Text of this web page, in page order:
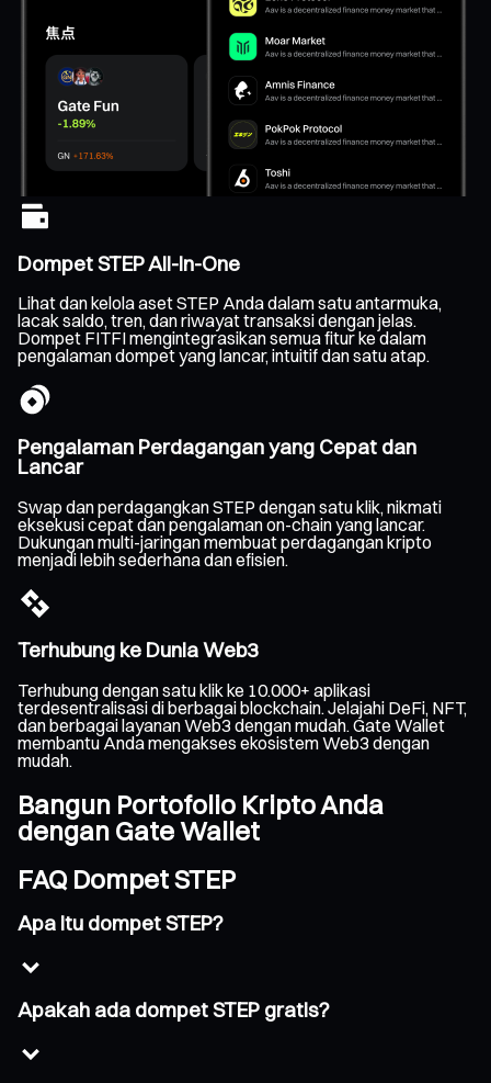
Dompet STEP All-In-One
Lihat dan kelola aset STEP Anda dalam satu antarmuka,
lacak saldo, tren, dan riwayat transaksi dengan jelas.
Dompet FITFI mengintegrasikan semua fitur ke dalam
pengalaman dompet yang lancar, intuitif dan satu atap.
Pengalaman Perdagangan yang Cepat dan
Lancar
Swap dan perdagangkan STEP dengan satu klik, nikmati
eksekusi cepat dan pengalaman on-chain yang lancar.
Dukungan multi-jaringan membuat perdagangan kripto
menjadi lebih sederhana dan efisien.
Terhubung ke Dunia Web3
Terhubung dengan satu klik ke 10.000+ aplikasi
terdesentralisasi di berbagai blockchain. Jelajahi DeFi, NFT,
dan berbagai layanan Web3 dengan mudah. Gate Wallet
membantu Anda mengakses ekosistem Web3 dengan
mudah.
Bangun Portofolio Kripto Anda
dengan Gate Wallet
FAQ Dompet STEP
Apa itu dompet STEP?
Apakah ada dompet STEP gratis?